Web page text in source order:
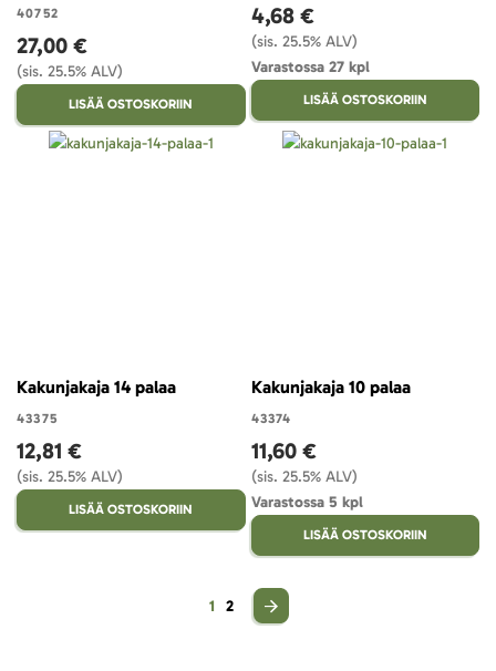
40752
27,00 €
(sis. 25.5% ALV)
LISÄÄ OSTOSKORIIN
4,68 €
(sis. 25.5% ALV)
Varastossa 27 kpl
LISÄÄ OSTOSKORIIN
Kakunjakaja 14 palaa
43375
12,81 €
(sis. 25.5% ALV)
LISÄÄ OSTOSKORIIN
Kakunjakaja 10 palaa
43374
11,60 €
(sis. 25.5% ALV)
Varastossa 5 kpl
LISÄÄ OSTOSKORIIN
Sivu
You're currently reading page
1 Sivu
2